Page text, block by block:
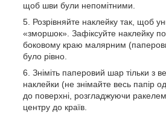
щоб шви були непомітними.
Розрівняйте наклейку так, щоб
«зморшок». Зафіксуйте наклейку
боковому краю малярним
було рівно.
Зніміть паперовий шар тільки з
наклейки (не знімайте весь папір
до поверхні, розгладжуючи
центру до країв.